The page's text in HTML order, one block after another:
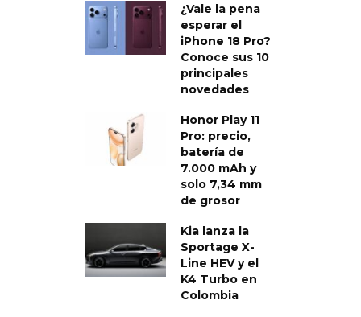
¿Vale la pena
esperar el
iPhone 18 Pro?
Conoce sus 10
principales
novedades
Honor Play 11
Pro: precio,
batería de
7.000 mAh y
solo 7,34 mm
de grosor
Kia lanza la
Sportage X-
Line HEV y el
K4 Turbo en
Colombia